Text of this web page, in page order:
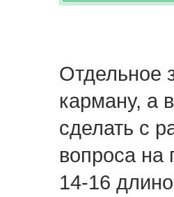
Отдельное
карману, а
сделать с
вопроса
14-16